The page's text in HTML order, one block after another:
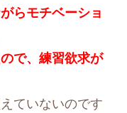
らモチベーショ
で、練習欲求が
ていないのです